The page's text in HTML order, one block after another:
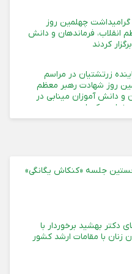
چهلمین روز
انقلاب، فرماندهان و دانش
کردند
زرتشتیان در مراسم
روز شهادت رهبر معظم
و دانش آموزان مینابی در
و کرمان
جلسه «کنکاش یگانگی»
بهشید برخوردار با
زنان با مقامات ارشد کشور